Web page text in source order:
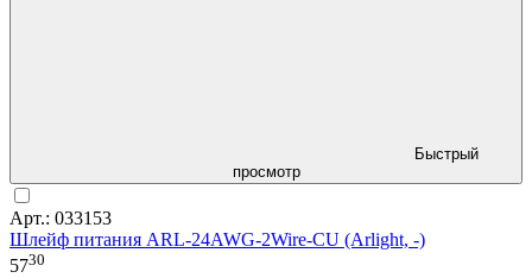
Быстрый
просмотр
Арт.: 033153
Шлейф питания ARL-24AWG-2Wire-CU (Arlight, -)
5730